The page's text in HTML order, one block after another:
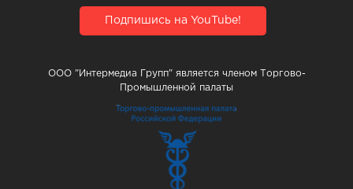
Подпишись на YouTube!
ООО "Интермедиа Групп" является членом Торгово-
Промышленной палаты